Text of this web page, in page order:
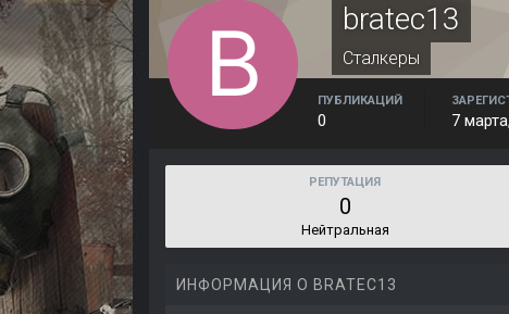
bratec13
Сталкеры
ПУБЛИКАЦИЙ
0 7
РЕПУТАЦИЯ
0
Нейтральная
ИНФОРМАЦИЯ О BRATEC13